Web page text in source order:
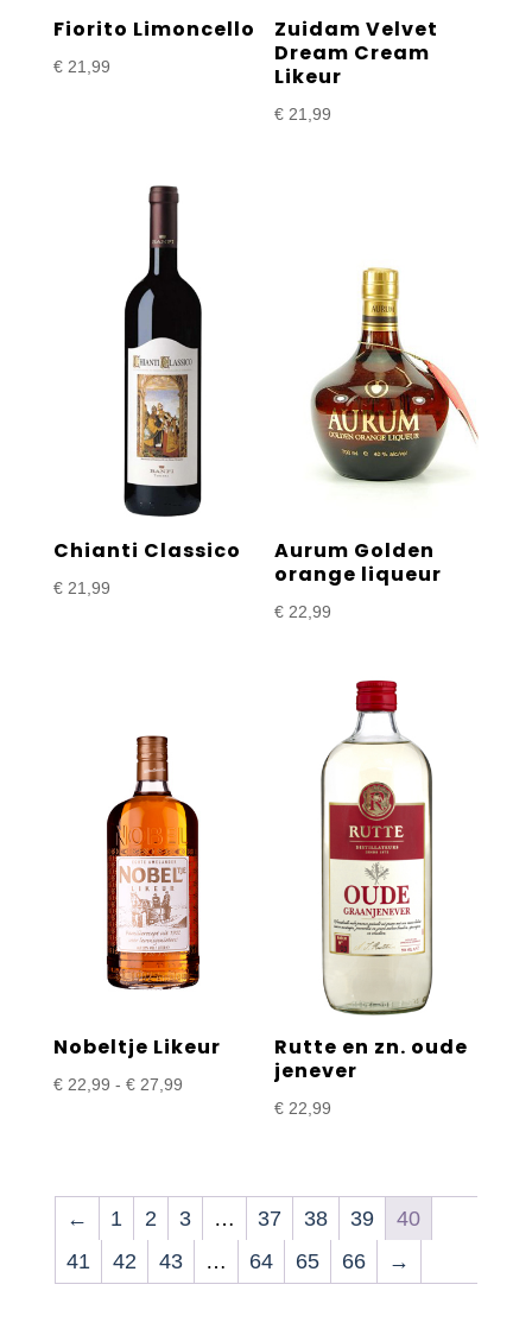
Fiorito Limoncello
€21,99
Zuidam Velvet
Dream Cream
Likeur
€ 21,99
Chianti Classico
€21,99
Aurum Golden
orange liqueur
€ 22,99
Nobeltje Likeur
€22,99 - €27,99Prijsklasse:
Rutte en zn. oude
jenever
€ 22,99
← 1 2 3 … 37 38 39
40
41
42 43 … 64 65 66 →